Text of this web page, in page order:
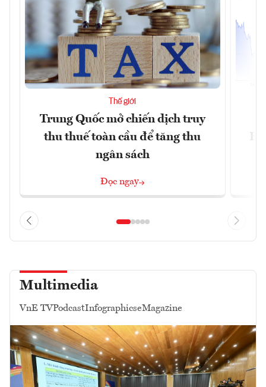
Thế giới
Trung Quốc mở chiến dịch truy
thu thuế toàn cầu để tăng thu
ngân sách
Đọc ngay
Multimedia
VnE TVPodcastInfographicseMagazine